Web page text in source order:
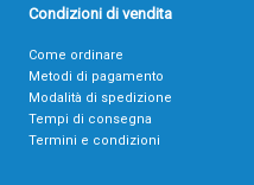
Condizioni di vendita
Come ordinare
Metodi di pagamento
Modalità di spedizione
Tempi di consegna
Termini e condizioni